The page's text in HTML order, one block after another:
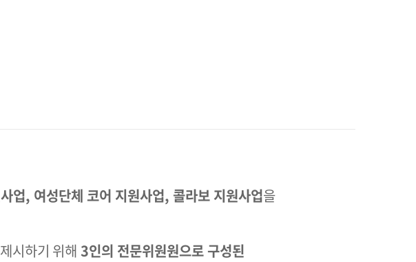
업, 여성단체 코어 지원사업, 콜라보 지원사업을
시하기 위해 3인의 전문위원원으로 구성된